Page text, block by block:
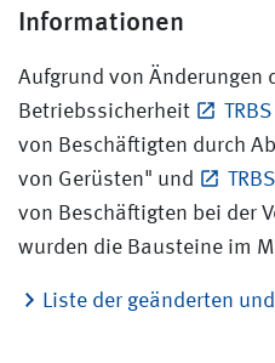
Informationen
Aufgrund von Änderungen
Betriebssicherheit
von Beschäftigten durch
von Gerüsten" und
von Beschäftigten bei der
wurden die Bausteine im
Liste der geänderten